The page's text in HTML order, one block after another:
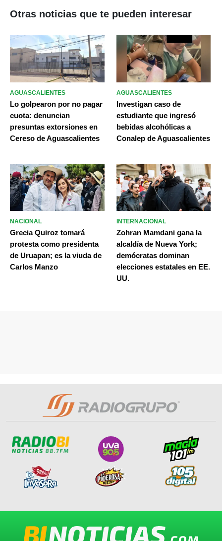
Otras noticias que te pueden interesar
AGUASCALIENTES
Lo golpearon por no pagar
cuota: denuncian
presuntas extorsiones en
Cereso de Aguascalientes
AGUASCALIENTES
Investigan caso de
estudiante que ingresó
bebidas alcohólicas a
Conalep de Aguascalientes
NACIONAL
Grecia Quiroz tomará
protesta como presidenta
de Uruapan; es la viuda de
Carlos Manzo
INTERNACIONAL
Zohran Mamdani gana la
alcaldía de Nueva York;
demócratas dominan
elecciones estatales en EE.
UU.